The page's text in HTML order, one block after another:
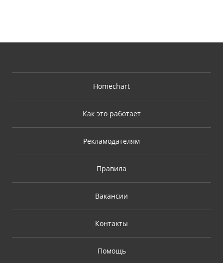
Homechart
Как это работает
Рекламодателям
Правила
Вакансии
Контакты
Помощь